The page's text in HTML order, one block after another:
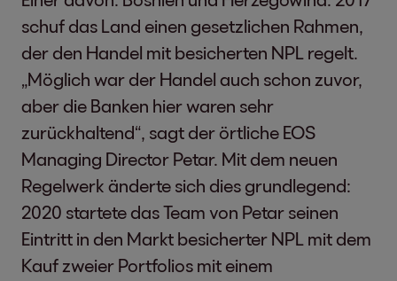
schuf das Land einen gesetzlichen Rahmen,
der den Handel mit besicherten NPL regelt.
„Möglich war der Handel auch schon zuvor,
aber die Banken hier waren sehr
zurückhaltend“, sagt der örtliche EOS
Managing Director Petar. Mit dem neuen
Regelwerk änderte sich dies grundlegend:
2020 startete das Team von Petar seinen
Eintritt in den Markt besicherter NPL mit dem
Kauf zweier Portfolios mit einem